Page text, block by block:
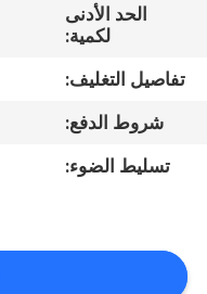
الجودة
بنا
الحد الأدنى
لكمية:
تفاصيل التغليف:
شروط الدفع:
تسليط الضوء: